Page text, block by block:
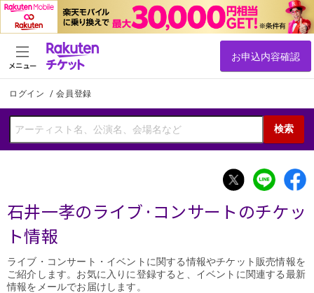
ログイン /会員登録
検索
メニュー
石井一孝のライブ·コンサートのチケッ
ト情報
ライブ・コンサート・イベントに関する情報やチケット販売情報を
ご紹介します。お気に入りに登録すると、イベントに関連する最新
情報をメールでお届けします。